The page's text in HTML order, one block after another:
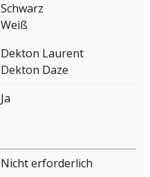
Schwarz
Weiß
Dekton Laurent
Dekton Daze
Ja
Nicht erforderlich